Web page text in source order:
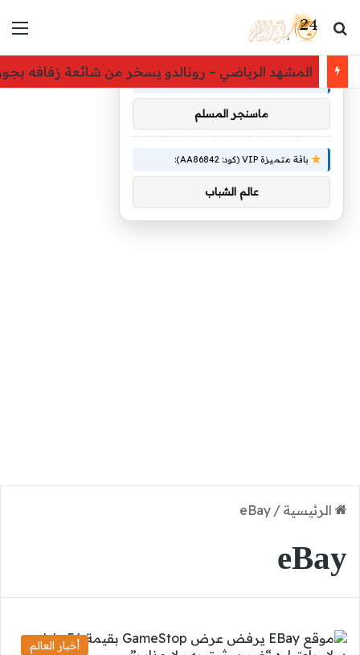
بحث عن
المشهد الرياضي – رونالدو يسخر من شائعة زفافه
الرئيسية /
eBay
eBay
أخبار العالم
توصيات :
باقة متميزة VIP (كود: AA26790):
ماسنجر المسلم
باقة متميزة VIP (كود: AA86842):
عالم الشباب